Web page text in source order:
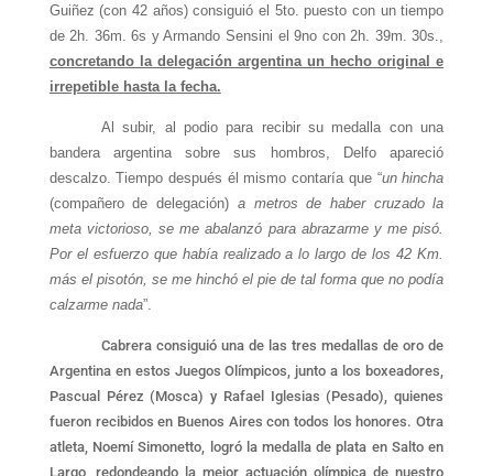
Guiñez (con 42 años) consiguió el 5to. puesto con un tiempo
de 2h. 36m. 6s y Armando Sensini el 9no con 2h. 39m. 30s.,
concretando la delegación argentina un hecho original e
irrepetible hasta la fecha.
Al subir, al podio para recibir su medalla con una
bandera argentina sobre sus hombros, Delfo apareció
descalzo. Tiempo después él mismo contaría que “un hincha
(compañero de delegación) a metros de haber cruzado la
meta victorioso, se me abalanzó para abrazarme y me pisó.
Por el esfuerzo que había realizado a lo largo de los 42 Km.
más el pisotón, se me hinchó el pie de tal forma que no podía
calzarme nada”.
Cabrera consiguió una de las tres medallas de oro de
Argentina en estos Juegos Olímpicos, junto a los boxeadores,
Pascual Pérez (Mosca) y Rafael Iglesias (Pesado), quienes
fueron recibidos en Buenos Aires con todos los honores. Otra
atleta, Noemí Simonetto, logró la medalla de plata en Salto en
Largo, redondeando la mejor actuación olímpica de nuestro